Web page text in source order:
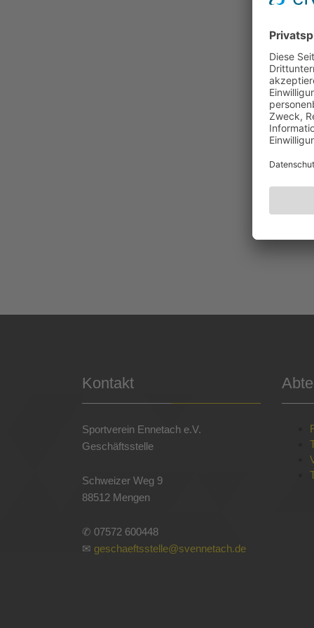
Kontakt
Sportverein Ennetach e.V.
Geschäftsstelle
Schweizer Weg 9
88512 Mengen
✆ 07572 600448
✉ geschaeftsstelle@svennetach.de